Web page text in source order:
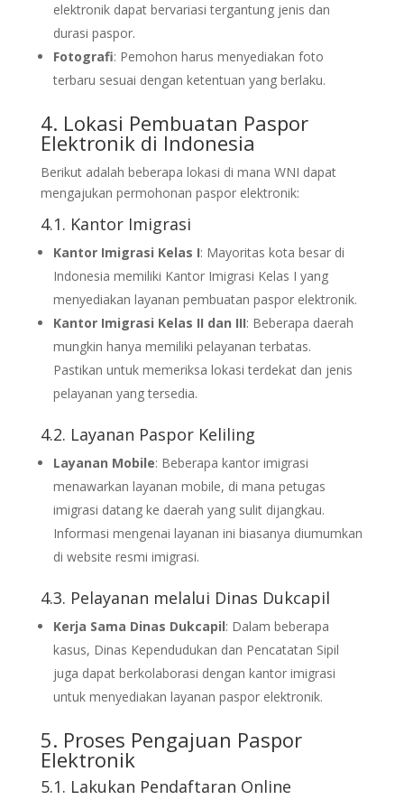
elektronik dapat bervariasi tergantung jenis dan
durasi paspor.
Fotografi: Pemohon harus menyediakan foto
terbaru sesuai dengan ketentuan yang berlaku.
4. Lokasi Pembuatan Paspor
Elektronik di Indonesia
Berikut adalah beberapa lokasi di mana WNI dapat
mengajukan permohonan paspor elektronik:
4.1. Kantor Imigrasi
Kantor Imigrasi Kelas I: Mayoritas kota besar di
Indonesia memiliki Kantor Imigrasi Kelas I yang
menyediakan layanan pembuatan paspor elektronik.
Kantor Imigrasi Kelas II dan III: Beberapa daerah
mungkin hanya memiliki pelayanan terbatas.
Pastikan untuk memeriksa lokasi terdekat dan jenis
pelayanan yang tersedia.
4.2. Layanan Paspor Keliling
Layanan Mobile: Beberapa kantor imigrasi
menawarkan layanan mobile, di mana petugas
imigrasi datang ke daerah yang sulit dijangkau.
Informasi mengenai layanan ini biasanya diumumkan
di website resmi imigrasi.
4.3. Pelayanan melalui Dinas Dukcapil
Kerja Sama Dinas Dukcapil: Dalam beberapa
kasus, Dinas Kependudukan dan Pencatatan Sipil
juga dapat berkolaborasi dengan kantor imigrasi
untuk menyediakan layanan paspor elektronik.
5. Proses Pengajuan Paspor
Elektronik
5.1. Lakukan Pendaftaran Online